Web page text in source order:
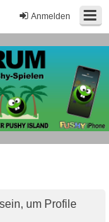
Anmelden
um Profile